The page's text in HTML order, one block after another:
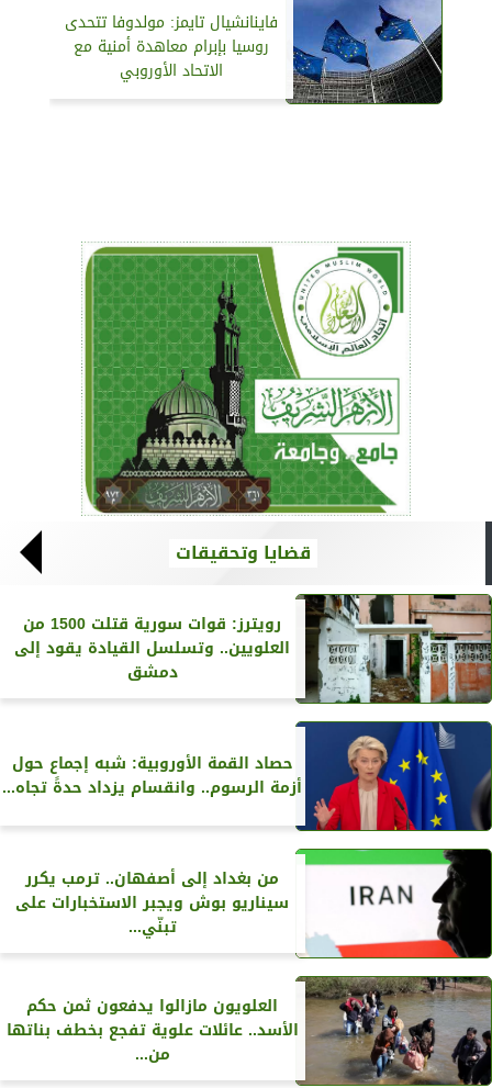
فاينانشيال تايمز: مولدوفا تتحدى
روسيا بإبرام معاهدة أمنية مع
الاتحاد الأوروبي
قضايا وتحقيقات
رويترز‏: قوات سورية قتلت 1500 من
العلويين.. وتسلسل القيادة يقود إلى
دمشق
حصاد القمة الأوروبية: شبه إجماع حول
أزمة الرسوم.. وانقسام يزداد حدةً تجاه...
من بغداد إلى أصفهان.. ترمب يكرر
سيناريو بوش ويجبر الاستخبارات على
تبنّي...
العلويون مازالوا يدفعون ثمن حكم
الأسد.. عائلات علوية تفجع بخطف بناتها
من...